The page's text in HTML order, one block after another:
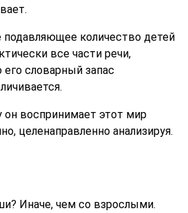
подавляющее количество детей
все части речи,
словарный запас
он воспринимает этот мир
целенаправленно анализируя.
Иначе, чем со взрослыми.